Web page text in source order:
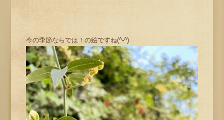
今の季節ならでは！の絵ですね(^-^)